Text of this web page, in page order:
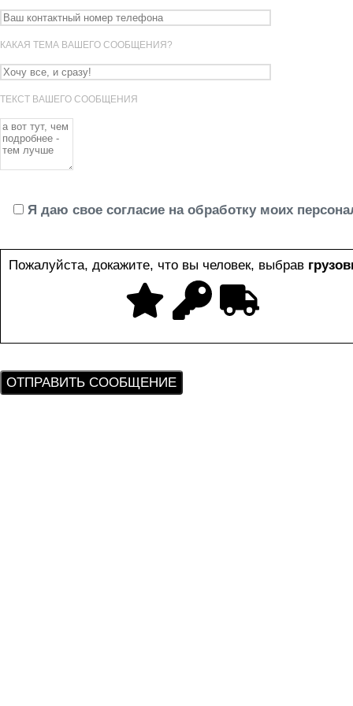
КАКАЯ ТЕМА ВАШЕГО СООБЩЕНИЯ?
ТЕКСТ ВАШЕГО СООБЩЕНИЯ
Я даю свое согласие на обработку моих
Пожалуйста, докажите, что вы человек, выбрав